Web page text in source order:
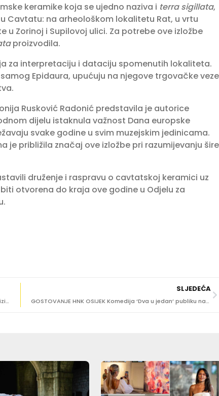
keramike koja se ujedno naziva i terra sigillata,
Cavtatu: na arheološkom lokalitetu Rat, u vrtu
Zorinoj i Supilovoj ulici. Za potrebe ove izložbe
proizvodila.
za interpretaciju i dataciju spomenutih lokaliteta.
Epidaura, upućuju na njegove trgovačke veze
Rusković Radonić predstavila je autorice
dijelu istaknula važnost Dana europske
svake godine u svim muzejskim jedinicama.
je približila značaj ove izložbe pri razumijevanju šire
druženje i raspravu o cavtatskoj keramici uz
otvorena do kraja ove godine u Odjelu za
[FOTO] Paula Raguž i Josipa Vragolov predstavile digitalizirani katalog starih i rijetkih knjiga
SLJEDEĆA
GOSTOVANJE HNK OSIJEK Komedija ‘Dva u jedan’ publiku nasmijala do suza